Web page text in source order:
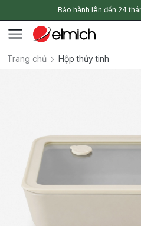
Bảo hành lên đến 24
Trang chủ Hộp thủy tinh